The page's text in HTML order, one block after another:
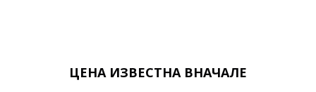
ЦЕНА ИЗВЕСТНА ВНАЧАЛЕ